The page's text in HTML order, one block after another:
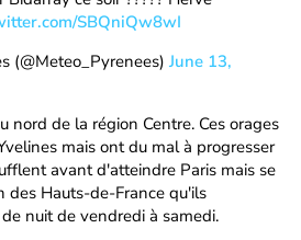
SBQniQw8wI
(@Meteo_Pyrenees) June 13,
nord de la région Centre. Ces orages
mais ont du mal à progresser
avant d'atteindre Paris mais se
des Hauts-de-France qu'ils
nuit de vendredi à samedi.